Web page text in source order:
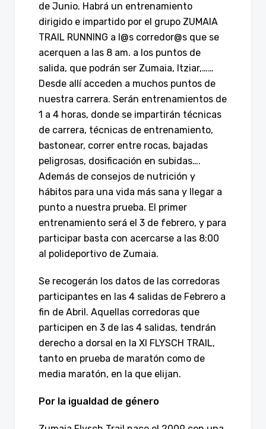
de Junio. Habrá un entrenamiento
dirigido e impartido por el grupo ZUMAIA
TRAIL RUNNING a l@s corredor@s que se
acerquen a las 8 am. a los puntos de
salida, que podrán ser Zumaia, Itziar,……
Desde allí acceden a muchos puntos de
nuestra carrera. Serán entrenamientos de
1 a 4 horas, donde se impartirán técnicas
de carrera, técnicas de entrenamiento,
bastonear, correr entre rocas, bajadas
peligrosas, dosificación en subidas….
Además de consejos de nutrición y
hábitos para una vida más sana y llegar a
punto a nuestra prueba. El primer
entrenamiento será el 3 de febrero, y para
participar basta con acercarse a las 8:00
al polideportivo de Zumaia.
Se recogerán los datos de las corredoras
participantes en las 4 salidas de Febrero a
fin de Abril. Aquellas corredoras que
participen en 3 de las 4 salidas, tendrán
derecho a dorsal en la XI FLYSCH TRAIL,
tanto en prueba de maratón como de
media maratón, en la que elijan.
Por la igualdad de género